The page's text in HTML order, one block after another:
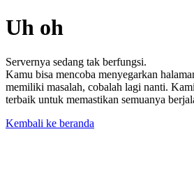
Uh oh
Servernya sedang tak berfungsi.
Kamu bisa mencoba menyegarkan
memiliki masalah, cobalah lagi nanti.
terbaik untuk memastikan semuanya
Kembali ke beranda